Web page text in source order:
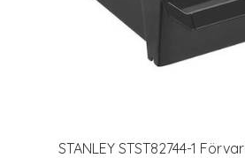
STANLEY STST82744-1